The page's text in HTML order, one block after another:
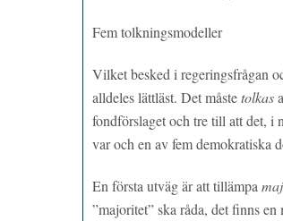
Fem tolkningsmodeller
Vilket besked i regeringsfrågan
alldeles lättläst. Det måstetolkas
fondförslaget och tre till att det, i
var och en av fem demokratiska
En första utväg är att tillämpa
”majoritet” ska råda, det finns